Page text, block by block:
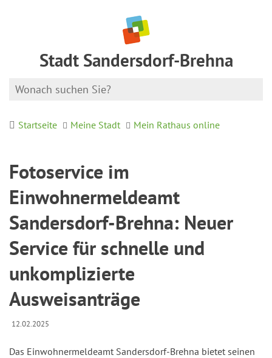
Stadt Sandersdorf-Brehna
Startseite Meine Stadt Mein Rathaus online
Fotoservice im
Einwohnermeldeamt
Sandersdorf-Brehna: Neuer
Service für schnelle und
unkomplizierte
Ausweisanträge
12.02.2025
Das Einwohnermeldeamt Sandersdorf-Brehna bietet seinen